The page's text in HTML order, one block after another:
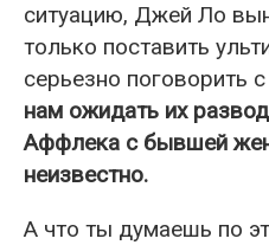
ситуацию, Джей Ло
только поставить
серьезно поговорить
нам ожидать их
Аффлека с бывшей
неизвестно.
А что ты думаешь по